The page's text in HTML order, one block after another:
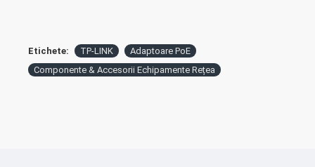
Etichete: TP-LINK
Adaptoare PoE
Componente & Accesorii Echipamente Rețea